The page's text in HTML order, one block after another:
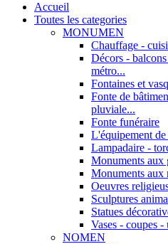
Accueil
Toutes les categories
MONUMEN
Chauffage -
Décors -
métro...
Fontaines et
Fonte de
pluviale...
Fonte funéraire
L'équipement
Lampadaire -
Monuments aux
Monuments aux
Oeuvres
Sculptures
Statues
Vases - coupes -
NOMEN